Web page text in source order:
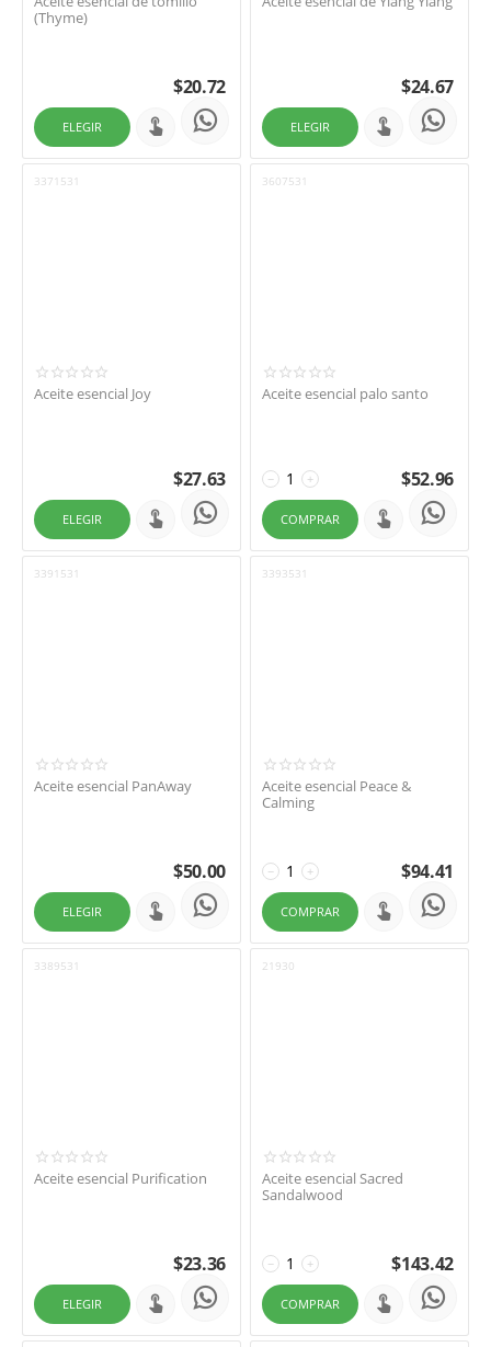
(Thyme)
$20.72
ELEGIR
$24.67
ELEGIR
3371531
Aceite esencial Joy
$27.63
ELEGIR
3607531
Aceite esencial palo santo
+
− $52.96
COMPRAR
3391531
Aceite esencial PanAway
$50.00
ELEGIR
3393531
Aceite esencial Peace &
Calming
+
− $94.41
COMPRAR
3389531
Aceite esencial Purification
$23.36
ELEGIR
21930
Aceite esencial Sacred
Sandalwood
+
− $143.42
COMPRAR